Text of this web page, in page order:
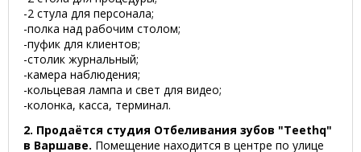
-2 стула для персонала;
-полка над рабочим столом;
-пуфик для клиентов;
-столик журнальный;
-камера наблюдения;
-кольцевая лампа и свет для видео;
-колонка, касса, терминал.
2. Продаётся студия Отбеливания зубов "Teethq"
в Варшаве. Помещение находится в центре по улице